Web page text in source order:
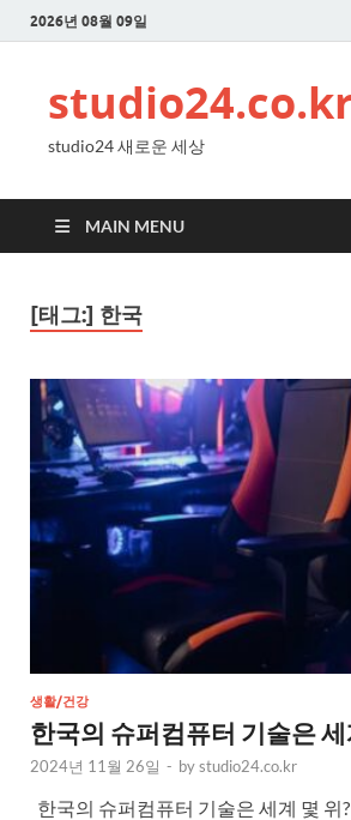
2026년 08월 09일
studio24 새로운 세상
MAIN MENU
[태그:] 한국
생활/건강
한국의 슈퍼컴퓨터 기술은 세
2024년 11월 26일 - bystudio24.co.kr
한국의 슈퍼컴퓨터 기술은 세계 몇 위